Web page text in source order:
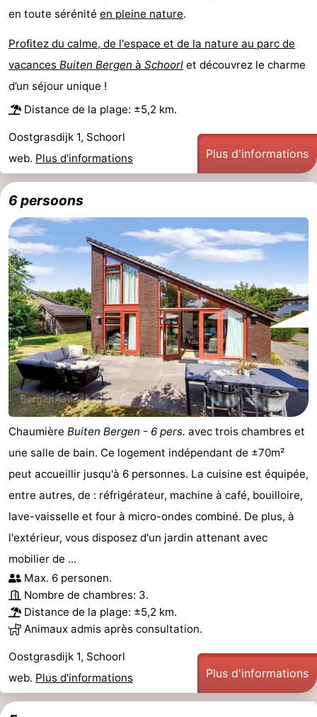
Zandvoort
Hollande-
Méridionale
-
-
Nature
Hollands
Duin
-
Noordwijk
-
Katwijk
-
Scheveningen
-
La
Haye
-
Rotterdam
-
Rockanje
Météo
Contact
en toute sérénité en pleine nature.
Profitez du calme, de l'espace et de la nature au parc de
vacances Buiten Bergen à Schoorl et découvrez le charme
d’un séjour unique !
Distance de la plage: ±5,2 km.
Oostgrasdijk 1, Schoorl
web. Plus d'informations Plus d'informations
6 persoons
Chaumière Buiten Bergen - 6 pers. avec trois chambres et
une salle de bain. Ce logement indépendant de ±70m²
peut accueillir jusqu'à 6 personnes. La cuisine est équipée,
entre autres, de : réfrigérateur, machine à café, bouilloire,
lave-vaisselle et four à micro-ondes combiné. De plus, à
l'extérieur, vous disposez d'un jardin attenant avec
mobilier de ...
Max. 6 personen.
Nombre de chambres: 3.
Distance de la plage: ±5,2 km.
Animaux admis après consultation.
Oostgrasdijk 1, Schoorl
web. Plus d'informations Plus d'informations